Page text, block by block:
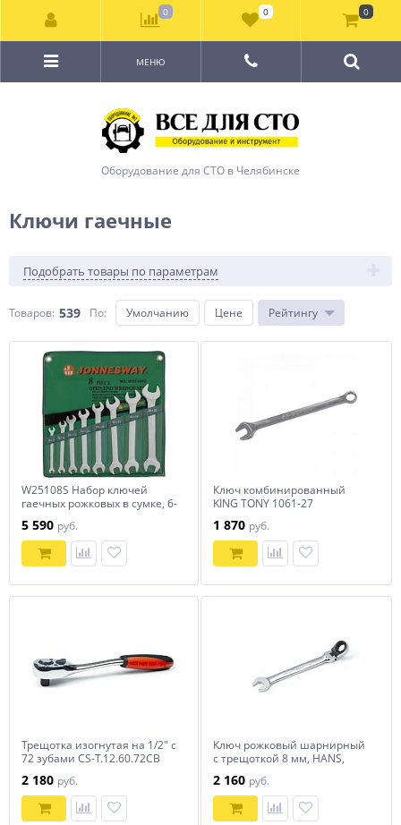
Оборудование для СТО в Челябинске
МЕНЮ
Ключи гаечные
Подобрать товары по параметрам
Товаров: 539 По: Умолчанию Цене Рейтингу
W25108S Набор ключей
гаечных рожковых в сумке, 6-
5 590 руб.
Ключ комбинированный
KING TONY 1061-27
1 870 руб.
Трещотка изогнутая на 1/2" с
72 зубами CS-T.12.60.72CB
2 180 руб.
Ключ рожковый шарнирный
с трещоткой 8 мм, HANS,
2 160 руб.
0 0 0